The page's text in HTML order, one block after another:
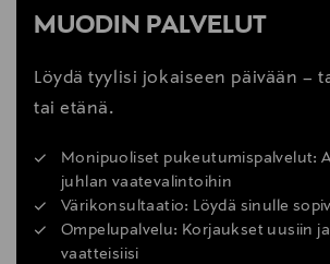
MUODIN PALVELUT
Löydä tyylisi jokaiseen päivään –
tai etänä.
Monipuoliset pukeutumispalvelut:
juhlan vaatevalintoihin
Värikonsultaatio: Löydä sinulle
Ompelupalvelu: Korjaukset uusiin
vaatteisiisi